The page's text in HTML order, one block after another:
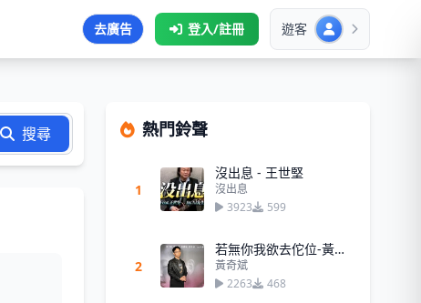
去廣告 登入/註冊 遊客
搜尋 熱門鈴聲
1
沒出息 - 王世堅
沒出息
3923
599
2
若無你我欲去佗位-黃奇斌
黃奇斌
2263
468